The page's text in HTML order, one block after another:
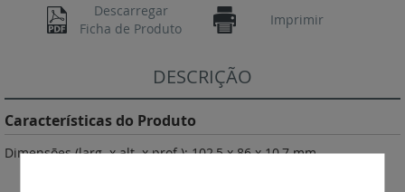
Descarregar
Ficha de Produto
Imprimir
DESCRIÇÃO
Características do Produto
Dimensões (larg. x alt. x prof.): 102,5 x 86 x 10,7 mm